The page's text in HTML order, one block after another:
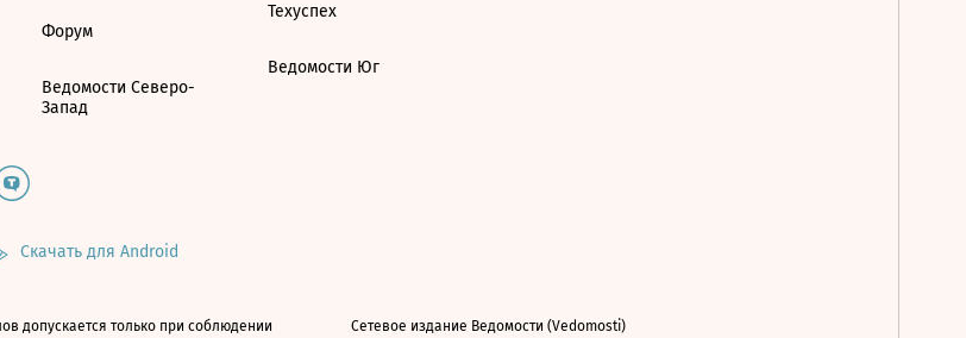
Форум
Ведомости Северо-
Запад
Техуспех
Ведомости Юг
Скачать для Android
допускается только при соблюдении
Сетевое издание Ведомости (Vedomosti)